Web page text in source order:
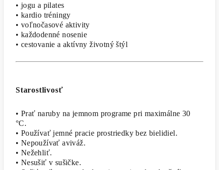
• jogu a pilates
• kardio tréningy
• voľnočasové aktivity
• každodenné nosenie
• cestovanie a aktívny životný štýl
Starostlivosť
• Prať naruby na jemnom programe pri maximálne 30
°C.
• Používať jemné pracie prostriedky bez bielidiel.
• Nepoužívať aviváž.
• Nežehliť.
• Nesušiť v sušičke.